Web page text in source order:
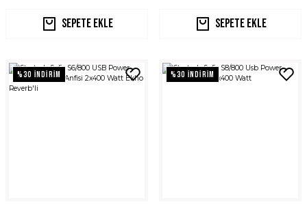
Sepete Ekle Sepete Ekle
%30 İNDİRİM %30 İNDİRİM